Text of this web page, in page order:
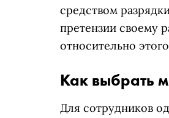
средством
претензии своему
относительно
Как выбрать
Для сотрудников